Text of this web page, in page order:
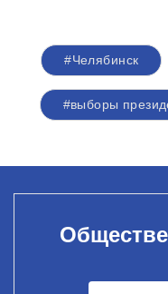
#Челябинск
#выборы